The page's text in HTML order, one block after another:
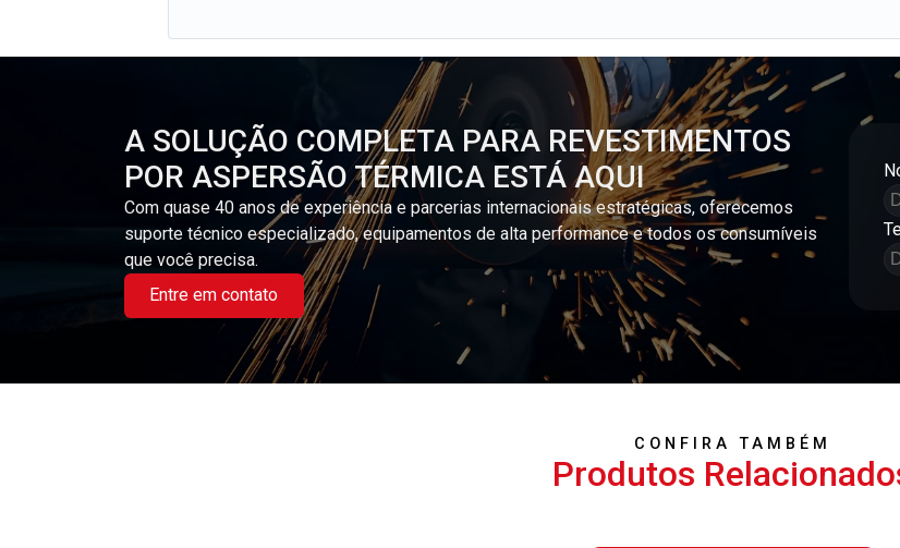
A SOLUÇÃO COMPLETA PARA REVESTIMENTOS
POR ASPERSÃO TÉRMICA ESTÁ AQUI
Com quase 40 anos de experiência e parcerias internacionais estratégicas, oferecemos
suporte técnico especializado, equipamentos de alta performance e todos os consumíveis
que você precisa.
Entre em contato
CONFIRA TAMBÉM
Produtos